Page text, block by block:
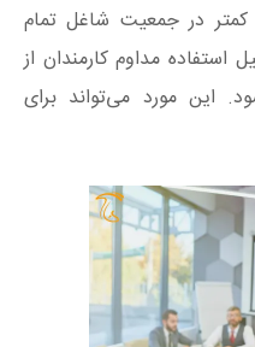
کمتر در جمعیت شاغل تمام
مداوم کارمندان از
این مورد می‌تواند برای